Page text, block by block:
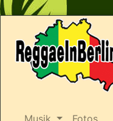
Musik
Fotos